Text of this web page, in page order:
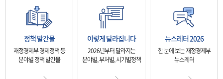
정책 발간물
재정경제부 경제정책 등
분야별 정책 발간물
이렇게 달라집니다
2026년부터 달라지는
분야별, 부처별, 시기별정책
뉴스레터 2026
한 눈에 보는 재정경제부
뉴스레터